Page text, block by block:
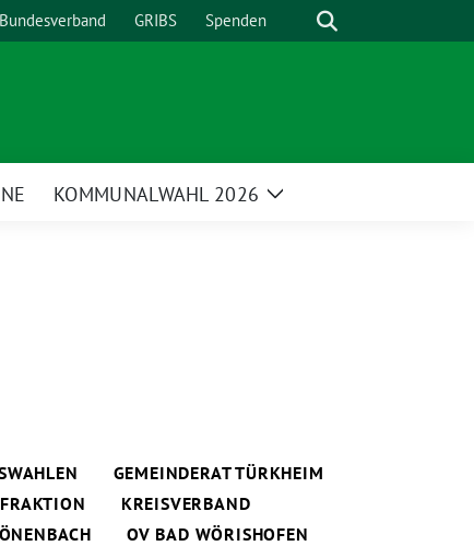
Bundesverband GRIBS Spenden Suche
KOMMUNALWAHL 2026
Zeige
GEMEINDERAT TÜRKHEIM
KREISVERBAND
OV BAD WÖRISHOFEN